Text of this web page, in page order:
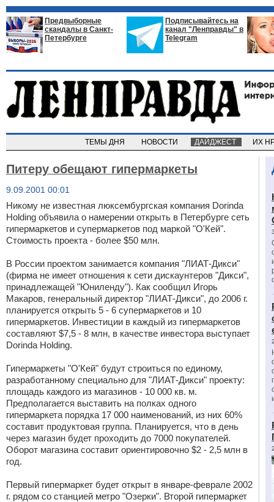
Предвыборные
скандалы в Санкт-
Петербурге
Подписывайтесь на
канал "Ленправды" в
Telegram
ТЕМЫ ДНЯ НОВОСТИ ДАЙДЖЕСТ ИХ
Питеру обещают гипермаркеты
9.09.2001 00:01
Никому не известная люксембургская компания Dorinda
Holding объявила о намерении открыть в Петербурге сеть
гипермаркетов и супермаркетов под маркой "О'Кей".
Стоимость проекта - более $50 млн.
В России проектом занимается компания "ЛИАТ-Дикси"
(фирма не имеет отношения к сети дискаунтеров "Дикси",
принадлежащей "Юниленду"). Как сообщил Игорь
Макаров, генеральный директор "ЛИАТ-Дикси", до 2006 г.
планируется открыть 5 - 6 супермаркетов и 10
гипермаркетов. Инвестиции в каждый из гипермаркетов
составляют $7,5 - 8 млн, в качестве инвестора выступает
Dorinda Holding.
Гипермаркеты "О'Кей" будут строиться по единому,
разработанному специально для "ЛИАТ-Дикси" проекту:
площадь каждого из магазинов - 10 000 кв. м.
Предполагается выставить на полках одного
гипермаркета порядка 17 000 наименований, из них 60%
составит продуктовая группа. Планируется, что в день
через магазин будет проходить до 7000 покупателей.
Оборот магазина составит ориентировочно $2 - 2,5 млн в
год.
Первый гипермаркет будет открыт в январе-феврале 2002
г. рядом со станцией метро "Озерки". Второй гипермаркет